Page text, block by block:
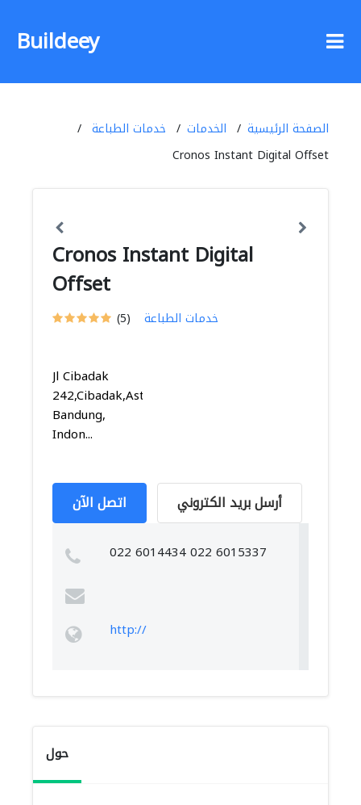
Buildeey
الصفحة الرئيسية الخدمات
خدمات الطباعة
Cronos Instant Digital Offset
Cronos Instant Digital
Offset
(5) خدمات الطباعة
Jl Cibadak
242,Cibadak,Astanaanyar,
Bandung,
Indon...
اتصل الآن أرسل بريد الكتروني
022 6014434 022 6015337
http://
حول